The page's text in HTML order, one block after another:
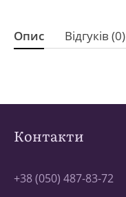
Опис Відгуків (0)
Контакти
+38 (050) 487-83-72